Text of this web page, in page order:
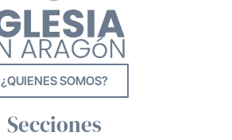
¿QUIENES SOMOS?
Secciones